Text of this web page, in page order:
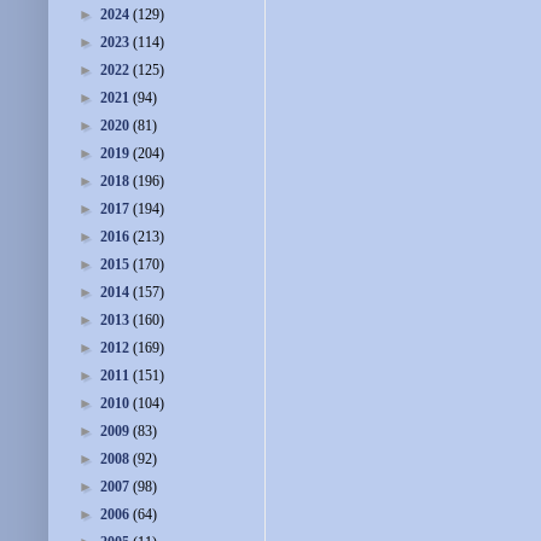
► 2024 (129)
► 2023 (114)
► 2022 (125)
► 2021 (94)
► 2020 (81)
► 2019 (204)
► 2018 (196)
► 2017 (194)
► 2016 (213)
► 2015 (170)
► 2014 (157)
► 2013 (160)
► 2012 (169)
► 2011 (151)
► 2010 (104)
► 2009 (83)
► 2008 (92)
► 2007 (98)
► 2006 (64)